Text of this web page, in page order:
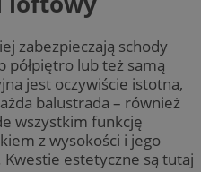
zabezpieczają schody
półpiętro lub też samą
jest oczywiście istotna,
balustrada – również
wszystkim funkcję
z wysokości i jego
estetyczne są tutaj